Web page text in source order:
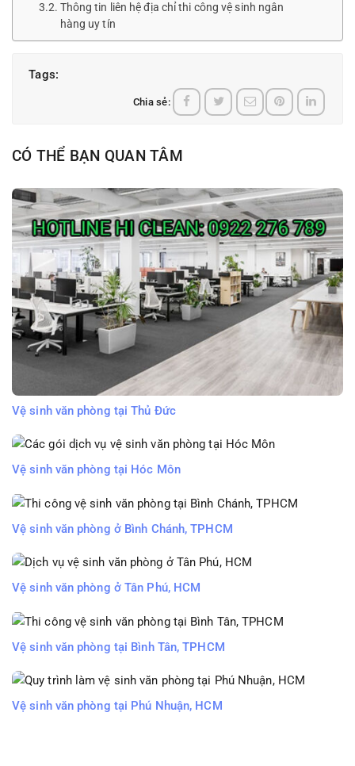
Thông tin liên hệ địa chỉ thi công vệ sinh ngân
hàng uy tín
Tags:
Chia sẻ:
CÓ THỂ BẠN QUAN TÂM
Vệ sinh văn phòng tại Thủ Đức
Vệ sinh văn phòng tại Hóc Môn
Vệ sinh văn phòng ở Bình Chánh, TPHCM
Vệ sinh văn phòng ở Tân Phú, HCM
Vệ sinh văn phòng tại Bình Tân, TPHCM
Vệ sinh văn phòng tại Phú Nhuận, HCM